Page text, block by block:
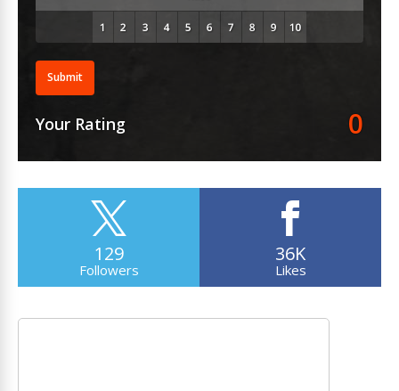
Submit
Your Rating 0
129
Followers
36K
Likes